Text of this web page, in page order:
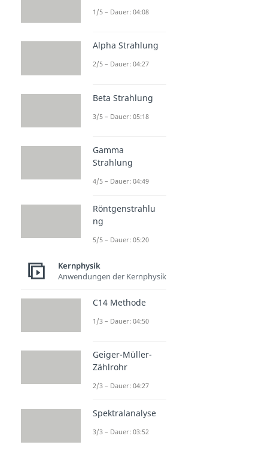
1/5 – Dauer: 04:08
Alpha Strahlung
2/5 – Dauer: 04:27
Beta Strahlung
3/5 – Dauer: 05:18
Gamma
Strahlung
4/5 – Dauer: 04:49
Röntgenstrahlu
ng
5/5 – Dauer: 05:20
Kernphysik
Anwendungen der Kernphysik
C14 Methode
1/3 – Dauer: 04:50
Geiger-Müller-
Zählrohr
2/3 – Dauer: 04:27
Spektralanalyse
3/3 – Dauer: 03:52